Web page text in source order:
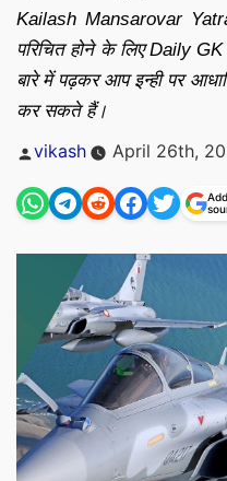
Kailash Mansarovar
परिचित होने के लिए Daily
बारे में पढ़कर आप इन्ही पर
कर सकते हैं।
Posted
vikash April 26th,